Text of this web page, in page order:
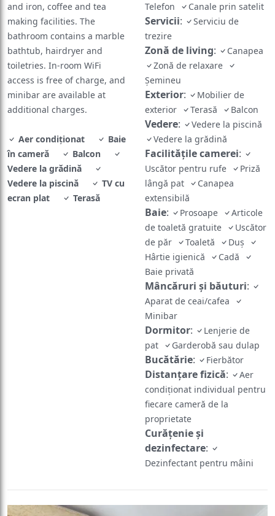
and iron, coffee and tea
making facilities. The
bathroom contains a marble
bathtub, hairdryer and
toiletries. In-room WiFi
access is free of charge, and
minibar are available at
additional charges.
Aer condiționat
Baie
în cameră
Balcon
Vedere la grădină
Vedere la piscină
TV cu
ecran plat
Terasă
Telefon
Canale prin satelit
Servicii:
Serviciu de
trezire
Zonă de living:
Canapea
Zonă de relaxare
Șemineu
Exterior:
Mobilier de
exterior
Terasă Balcon
Vedere:
Vedere la piscină
Vedere la grădină
Facilităţile camerei:
Uscător pentru rufe
Priză
lângă pat
Canapea
extensibilă
Baie: Prosoape
Articole
de toaletă gratuite
Uscător
de păr
Toaletă
Duș
Hârtie igienică
Cadă
Baie privată
Mâncăruri și băuturi:
Aparat de ceai/cafea
Minibar
Dormitor:
Lenjerie de
pat
Garderobă sau dulap
Bucătărie: Fierbător
Distanțare fizică:
Aer
condiționat individual pentru
fiecare cameră de la
proprietate
Curățenie și
dezinfectare:
Dezinfectant pentru mâini